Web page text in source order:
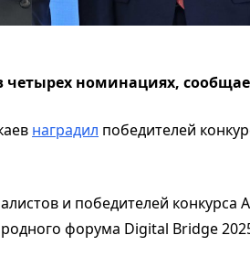
номинациях,
наградил победителей
и победителей конкурса
форума Digital Bridge